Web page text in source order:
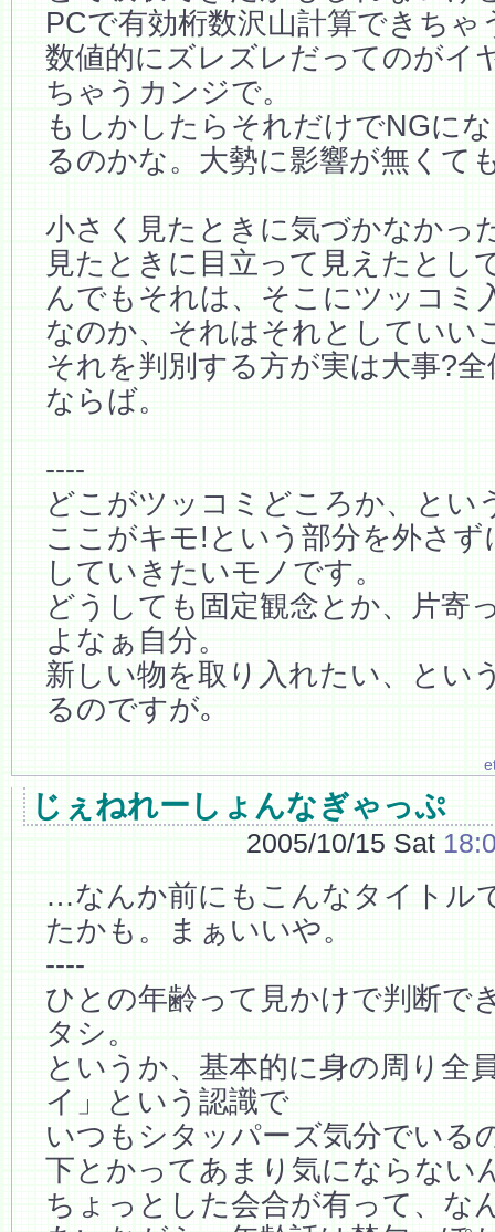
PCで有効桁数沢山計算できちゃ
数値的にズレズレだってのがイ
ちゃうカンジで。
もしかしたらそれだけでNGに
るのかな。大勢に影響が無くて
小さく見たときに気づかなかっ
見たときに目立って見えたとし
んでもそれは、そこにツッコミ
なのか、それはそれとしていい
それを判別する方が実は大事?
ならば。
----
どこがツッコミどころか、とい
ここがキモ!という部分を外さ
していきたいモノです。
どうしても固定観念とか、片寄
よなぁ自分。
新しい物を取り入れたい、とい
るのですが｡
じぇねれーしょんなぎゃっぷ
2005/10/15 Sat
…なんか前にもこんなタイトル
たかも。まぁいいや。
----
ひとの年齢って見かけで判断で
タシ。
というか、基本的に身の周り全
イ」という認識で
いつもシタッパーズ気分でいる
下とかってあまり気にならない
ちょっとした会合が有って、な